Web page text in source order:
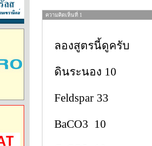
ความคิดเห็นที่ 1
ลองสูตรนี้ดูครับ
ดินระนอง 10
Feldspar 33
BaCO3 10